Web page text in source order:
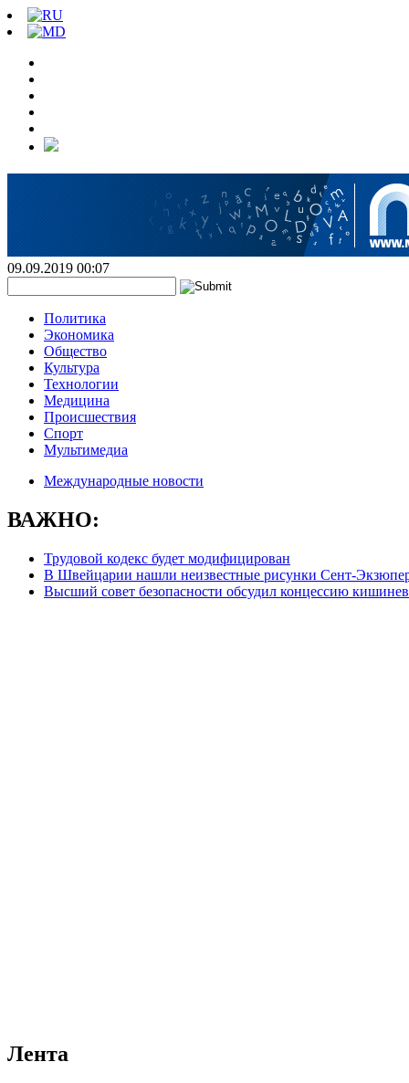
09.09.2019 00:07
Политика
Экономика
Общество
Культура
Технологии
Медицина
Происшествия
Спорт
Мультимедиа
Международные новости
ВАЖНО:
Трудовой кодекс будет модифицирован
В Швейцарии нашли неизвестные рисунки Сент-
Высший совет безопасности обсудил концессию
Лента